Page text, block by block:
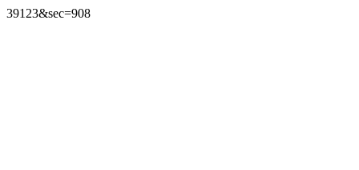
39123&sec=908